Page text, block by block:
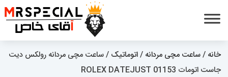
خانه /ساعت مچی مردانه /اتوماتیک / ساعت مچی مردانه رولکس دیت
جاست اتومات 01153 ROLEX DATEJUST